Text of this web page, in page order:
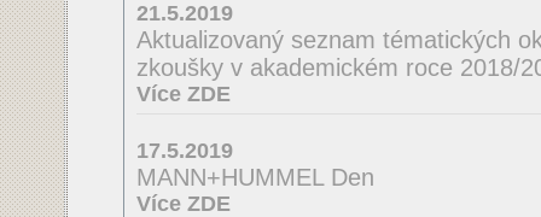
21.5.2019
Aktualizovaný seznam tématických
zkoušky v akademickém roce 2018/
Více ZDE
17.5.2019
MANN+HUMMEL Den
Více ZDE